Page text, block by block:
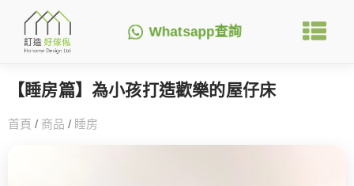
Whatsapp查詢
【睡房篇】為小孩打造歡樂的屋仔床
首頁 / 商品 / 睡房